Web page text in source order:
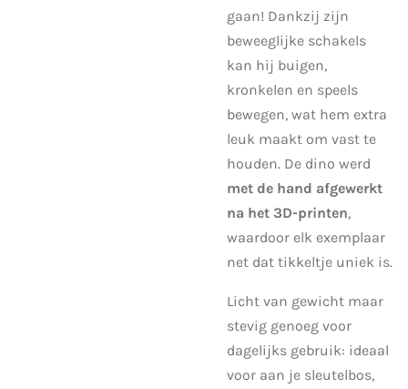
gaan! Dankzij zijn
beweeglijke schakels
kan hij buigen,
kronkelen en speels
bewegen, wat hem extra
leuk maakt om vast te
houden. De dino werd
met de hand afgewerkt
na het 3D-printen,
waardoor elk exemplaar
net dat tikkeltje uniek is.
Licht van gewicht maar
stevig genoeg voor
dagelijks gebruik: ideaal
voor aan je sleutelbos,